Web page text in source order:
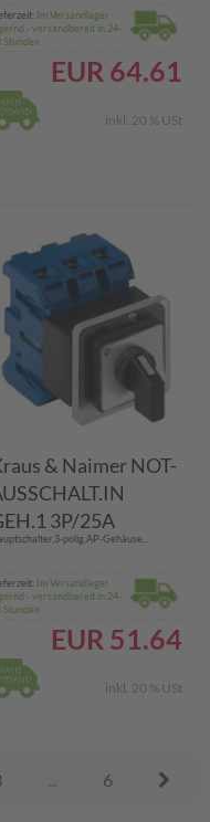
Im Versandlager
- versandbereit in 24-
Stunden
EUR 64.61
inkl. 20 % USt
& Naimer NOT-
3P/25A
33.KS11
polig,AP-Gehäuse...
Im Versandlager
- versandbereit in 24-
Stunden
EUR 51.64
inkl. 20 % USt
... 6